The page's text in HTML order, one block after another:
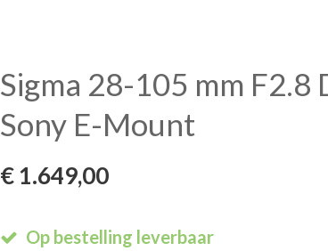
Sigma 28-105 mm F2.8
Sony E-Mount
€ 1.649,00
Op bestelling leverbaar